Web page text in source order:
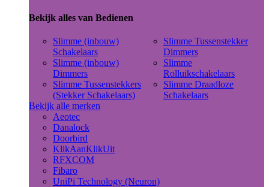
Bekijk alles van Bedienen
Slimme (inbouw)
Schakelaars
Slimme (inbouw)
Dimmers
Slimme Tussenstekkers
(Stekker Schakelaars)
Slimme Tussenstekker
Dimmers
Slimme
Rolluikschakelaars
Slimme Draadloze
Schakelaars
Bekijk alle merken
Aeotec
Danalock
Doorbird
KlikAanKlikUit
RFXCOM
Fibaro
UniPi Technology (Neuron)